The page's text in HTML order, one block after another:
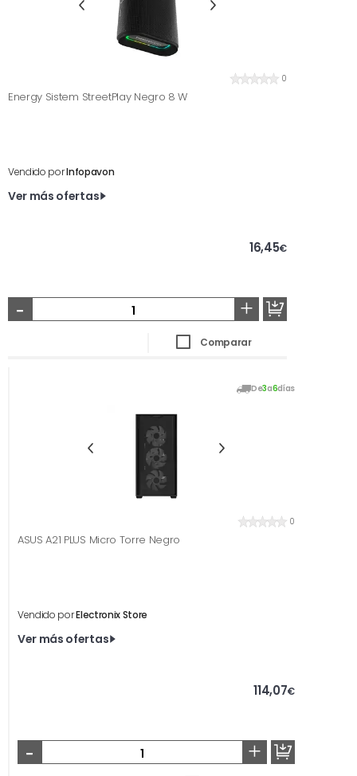
0
Energy Sistem StreetPlay Negro 8 W
Vendido porInfopavon
Ver más ofertas
16,45€
- +
Comparar
De3a6días
0
ASUS A21 PLUS Micro Torre Negro
Vendido porElectronix Store
Ver más ofertas
114,07€
- +